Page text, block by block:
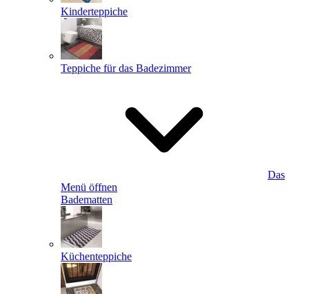
Kinderteppiche
Teppiche für das Badezimmer
Das
Menü öffnen
Badematten
Küchenteppiche